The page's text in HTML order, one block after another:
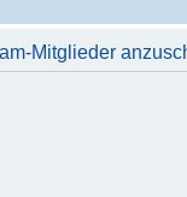
Mitglieder